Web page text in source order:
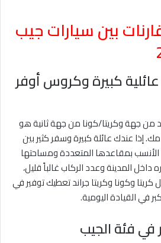
بين سيارات جيب
عائلية كبيرة وكروس أوفر
من جهة وكريتا/كونا من جهة ثانية هو
إذا عندك عائلة كبيرة وسفر كثير بين
2026 بتكون الأنسب بمقاعدها المتعددة ومساحتها
داخل المدينة وعدد الركاب غالباً قليل،
وكونا وكريتا جراند تعطيك توفير في
في القيادة اليومية.
فئة الجيب